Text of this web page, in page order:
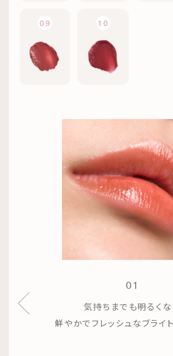
09 10
01
気持ちまでも明るくな
鮮やかでフレッシュなブライ